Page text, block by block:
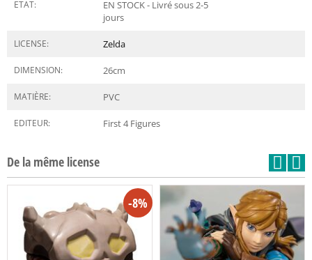
ETAT:
EN STOCK - Livré sous 2-5
jours
LICENSE: Zelda
DIMENSION: 26cm
MATIÈRE: PVC
EDITEUR: First 4 Figures
De la même license
-8%